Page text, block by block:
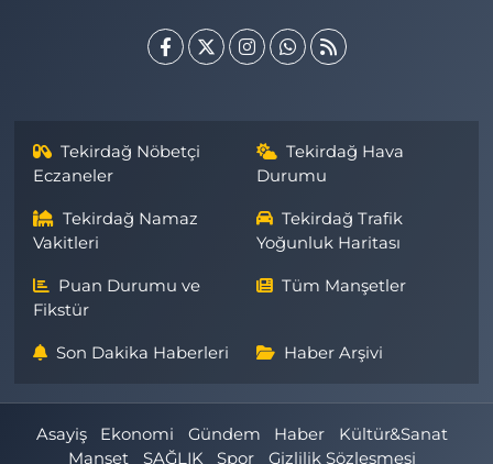
Tekirdağ Nöbetçi
Eczaneler
Tekirdağ Hava
Durumu
Tekirdağ Namaz
Vakitleri
Tekirdağ Trafik
Yoğunluk Haritası
Puan Durumu ve
Fikstür
Tüm Manşetler
Son Dakika Haberleri Haber Arşivi
Asayiş Ekonomi Gündem Haber
Kültür&Sanat
Manşet
SAĞLIK Spor Gizlilik Sözleşmesi